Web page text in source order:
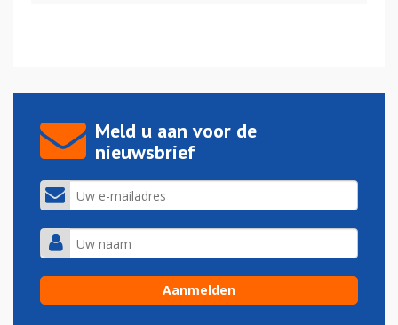
Meld u aan voor de
nieuwsbrief